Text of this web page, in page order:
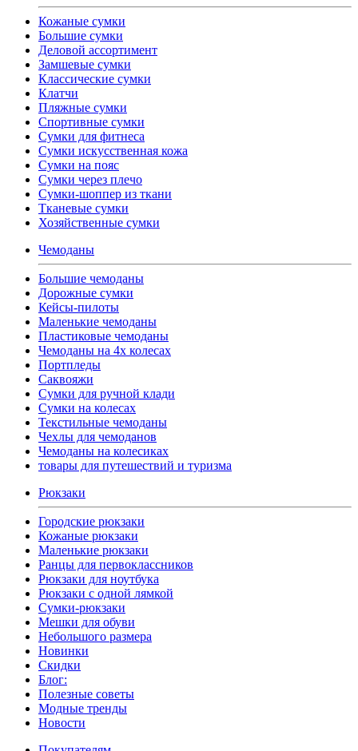
Кожаные сумки
Большие сумки
Деловой ассортимент
Замшевые сумки
Классические сумки
Клатчи
Пляжные сумки
Спортивные сумки
Сумки для фитнеса
Сумки искусственная кожа
Сумки на пояс
Сумки через плечо
Сумки-шоппер из ткани
Тканевые сумки
Хозяйственные сумки
Чемоданы
Большие чемоданы
Дорожные сумки
Кейсы-пилоты
Маленькие чемоданы
Пластиковые чемоданы
Чемоданы на 4х колесах
Портпледы
Саквояжи
Сумки для ручной клади
Сумки на колесах
Текстильные чемоданы
Чехлы для чемоданов
Чемоданы на колесиках
товары для путешествий и туризма
Рюкзаки
Городские рюкзаки
Кожаные рюкзаки
Маленькие рюкзаки
Ранцы для первоклассников
Рюкзаки для ноутбука
Рюкзаки с одной лямкой
Сумки-рюкзаки
Мешки для обуви
Небольшого размера
Новинки
Скидки
Блог:
Полезные советы
Модные тренды
Новости